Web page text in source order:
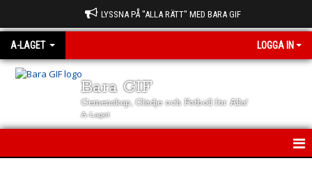
LYSSNA PÅ "ALLA RÄTT" MED BARA GIF
A-LAGET LOGGA IN
Bara GIF
Gemenskap, Glädje och Fotboll för Alla!
A-Laget